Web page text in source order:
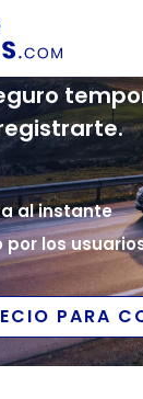
al instante
por los
PARA